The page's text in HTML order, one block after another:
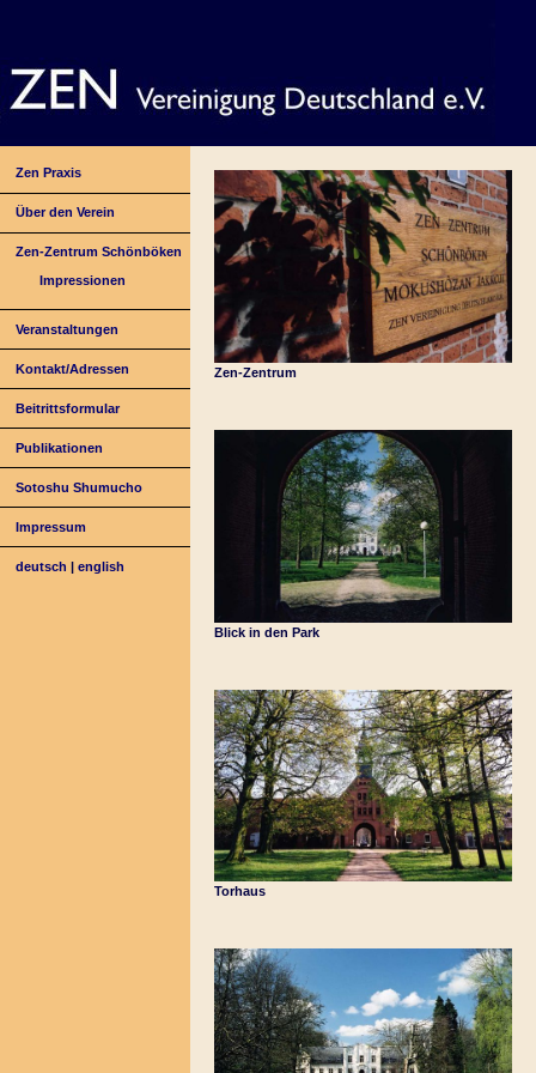
Zen Praxis
Über den Verein
Zen-Zentrum Schönböken
Impressionen
Veranstaltungen
Kontakt/Adressen
Beitrittsformular
Publikationen
Sotoshu Shumucho
Impressum
deutsch |english
Zen-Zentrum
Blick in den Park
Torhaus